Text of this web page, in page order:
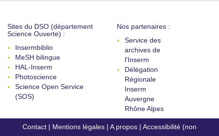
Sites du DSO (département
Science Ouverte) :
Insermbiblio
MeSH bilingue
HAL-Inserm
Photoscience
Science Open Service
(SOS)
Nos partenaires :
Service des
archives de
l'Inserm
Délégation
Régionale
Inserm
Auvergne
Rhône Alpes
Contact | Mentions légales | A propos | Accessibilité (non